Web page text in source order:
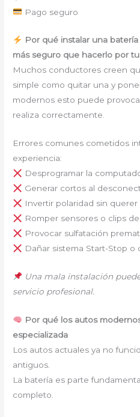
Pago seguro
Por qué instalar una
más seguro que hacerlo por
Muchos conductores creen
simple como quitar una y
modernos esto puede
realiza correctamente.
Errores comunes cometidos
experiencia:
Desprogramar la
Generar cortos al
Invertir polaridad sin querer
Romper sensores o clips
Provocar sulfatación
Dañar sistema Start-Stop
Una mala instalación
servicio profesional.
Por qué los autos
especializada
Los autos actuales ya no
antiguos.
La batería es parte
completo.